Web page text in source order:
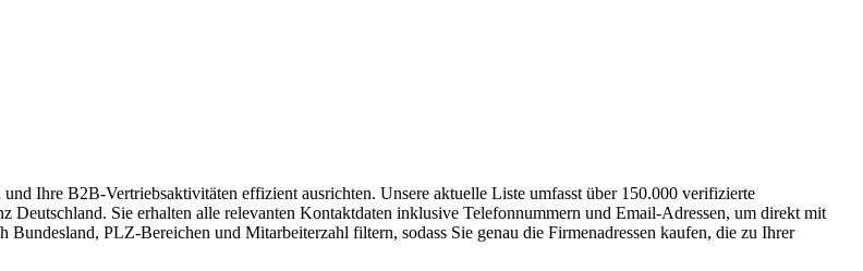
Ihre B2B-Vertriebsaktivitäten effizient ausrichten. Unsere aktuelle Liste umfasst über 150.000 verifizierte
Deutschland. Sie erhalten alle relevanten Kontaktdaten inklusive Telefonnummern und Email-Adressen, um direkt mit
PLZ-Bereichen und Mitarbeiterzahl filtern, sodass Sie genau die Firmenadressen kaufen, die zu Ihrer